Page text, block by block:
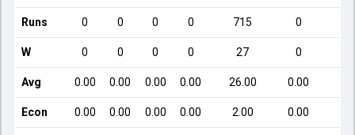
Runs 0 0 0 0 715 0
W 0 0 0 0 27 0
Avg 0.00 0.00 0.00 0.00 26.00 0.00
Econ 0.00 0.00 0.00 0.00 2.00 0.00